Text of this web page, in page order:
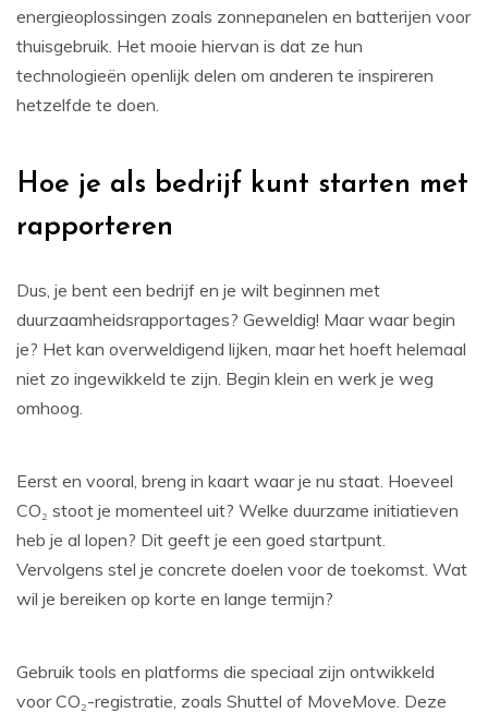
energieoplossingen zoals zonnepanelen en batterijen voor
thuisgebruik. Het mooie hiervan is dat ze hun
technologieën openlijk delen om anderen te inspireren
hetzelfde te doen.
Hoe je als bedrijf kunt starten met
rapporteren
Dus, je bent een bedrijf en je wilt beginnen met
duurzaamheidsrapportages? Geweldig! Maar waar begin
je? Het kan overweldigend lijken, maar het hoeft helemaal
niet zo ingewikkeld te zijn. Begin klein en werk je weg
omhoog.
Eerst en vooral, breng in kaart waar je nu staat. Hoeveel
CO₂ stoot je momenteel uit? Welke duurzame initiatieven
heb je al lopen? Dit geeft je een goed startpunt.
Vervolgens stel je concrete doelen voor de toekomst. Wat
wil je bereiken op korte en lange termijn?
Gebruik tools en platforms die speciaal zijn ontwikkeld
voor CO₂-registratie, zoals Shuttel of MoveMove. Deze